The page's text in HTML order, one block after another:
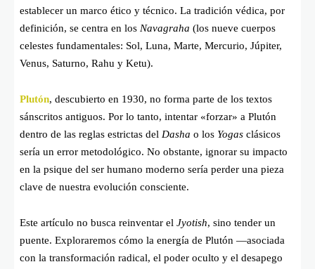
establecer un marco ético y técnico. La tradición védica, por
definición, se centra en los Navagraha (los nueve cuerpos
celestes fundamentales: Sol, Luna, Marte, Mercurio, Júpiter,
Venus, Saturno, Rahu y Ketu).
Plutón, descubierto en 1930, no forma parte de los textos
sánscritos antiguos. Por lo tanto, intentar «forzar» a Plutón
dentro de las reglas estrictas del Dasha o los Yogas clásicos
sería un error metodológico. No obstante, ignorar su impacto
en la psique del ser humano moderno sería perder una pieza
clave de nuestra evolución consciente.
Este artículo no busca reinventar el Jyotish, sino tender un
puente. Exploraremos cómo la energía de Plutón —asociada
con la transformación radical, el poder oculto y el desapego